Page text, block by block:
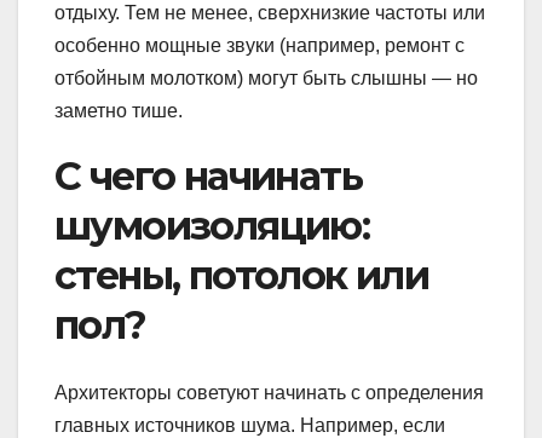
отдыху. Тем не менее, сверхнизкие частоты или
особенно мощные звуки (например, ремонт с
отбойным молотком) могут быть слышны — но
заметно тише.
С чего начинать
шумоизоляцию:
стены, потолок или
пол?
Архитекторы советуют начинать с определения
главных источников шума. Например, если